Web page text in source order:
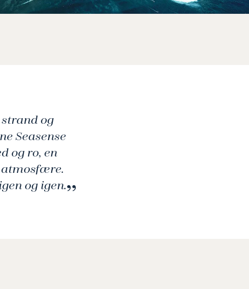
og
Seasense
og ro, en
og igen.